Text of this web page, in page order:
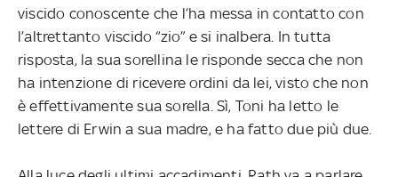
viscido conoscente che l’ha messa in contatto con
l’altrettanto viscido “zio” e si inalbera. In tutta
risposta, la sua sorellina le risponde secca che non
ha intenzione di ricevere ordini da lei, visto che non
è effettivamente sua sorella. Sì, Toni ha letto le
lettere di Erwin a sua madre, e ha fatto due più due.